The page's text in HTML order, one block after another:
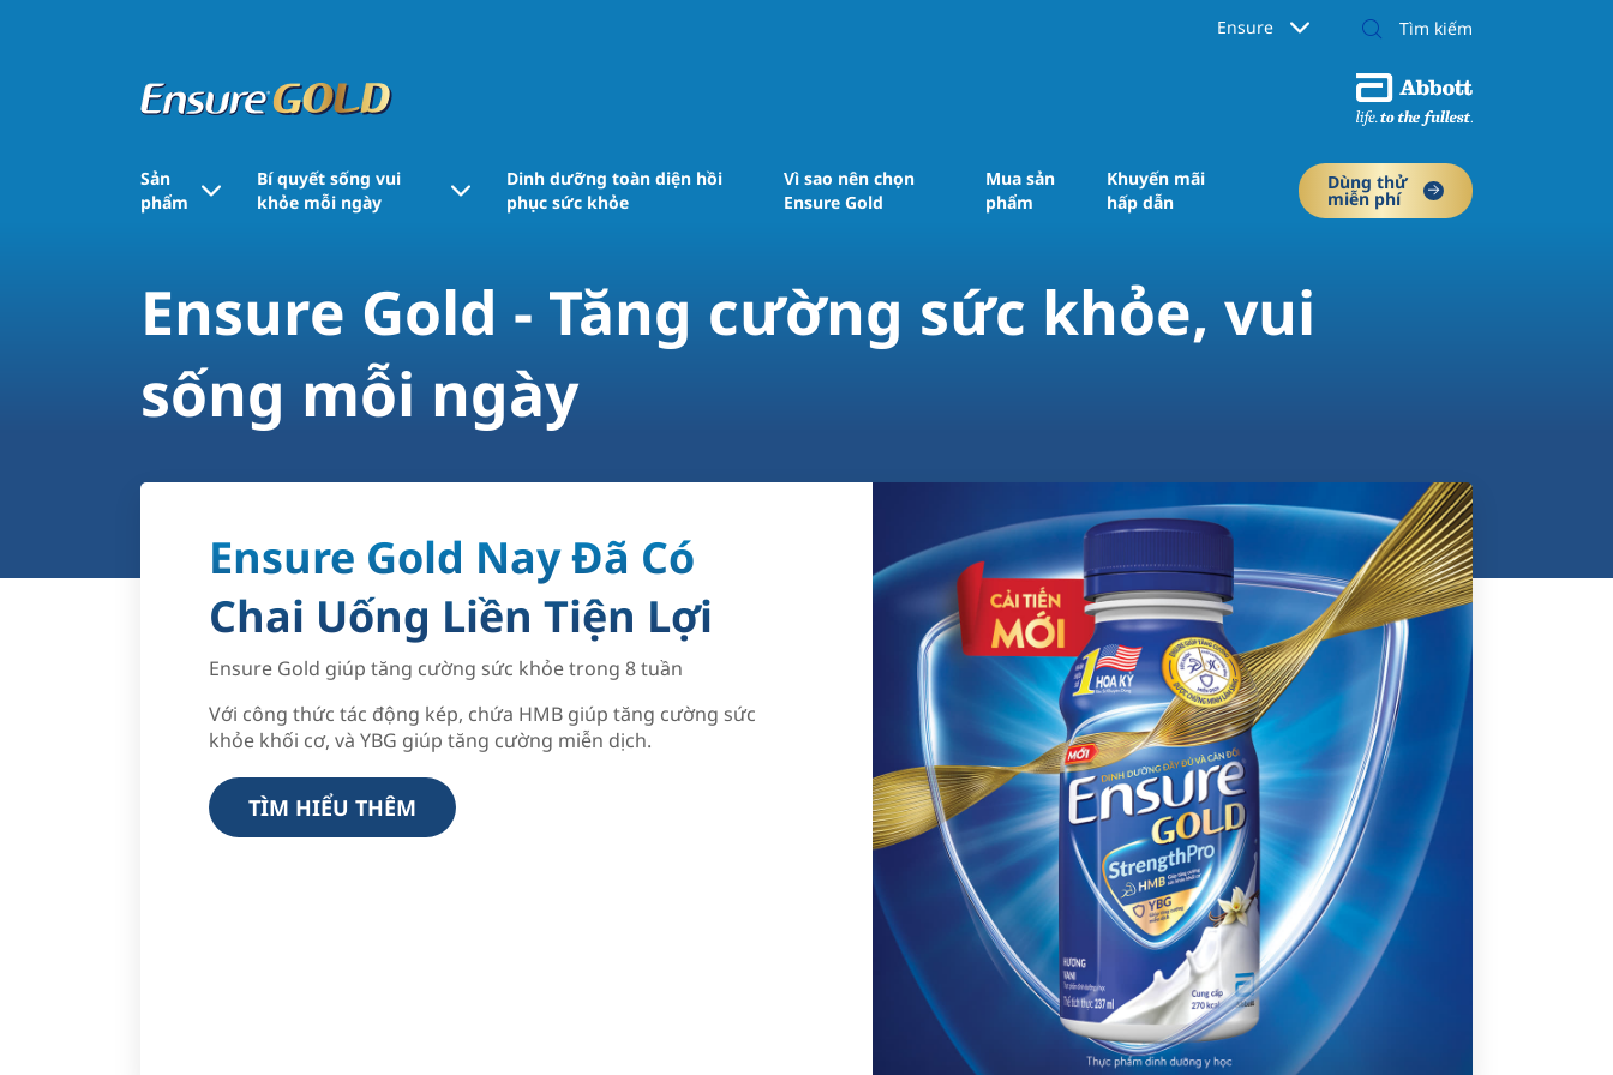
Ensure
Sản
phẩm
Bí quyết sống vui
khỏe mỗi ngày
Dinh dưỡng toàn diện ​hồi
phục sức khỏe
Vì sao nên chọn
Ensure Gold
Mua sản
phẩm
Khuyến mãi
hấp dẫn
Dùng thử
miễn phí
Ensure Gold - Tăng cường sức khỏe, vui
sống mỗi ngày
Ensure Gold Nay Đã Có
Chai Uống Liền Tiện Lợi
Ensure Gold giúp tăng cường sức khỏe trong 8 tuần
Với công thức tác động kép, chứa HMB giúp tăng cường sức
khỏe khối cơ, và YBG giúp tăng cường miễn dịch.
TÌM HIỂU THÊM